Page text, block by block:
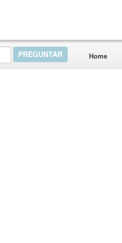
Home